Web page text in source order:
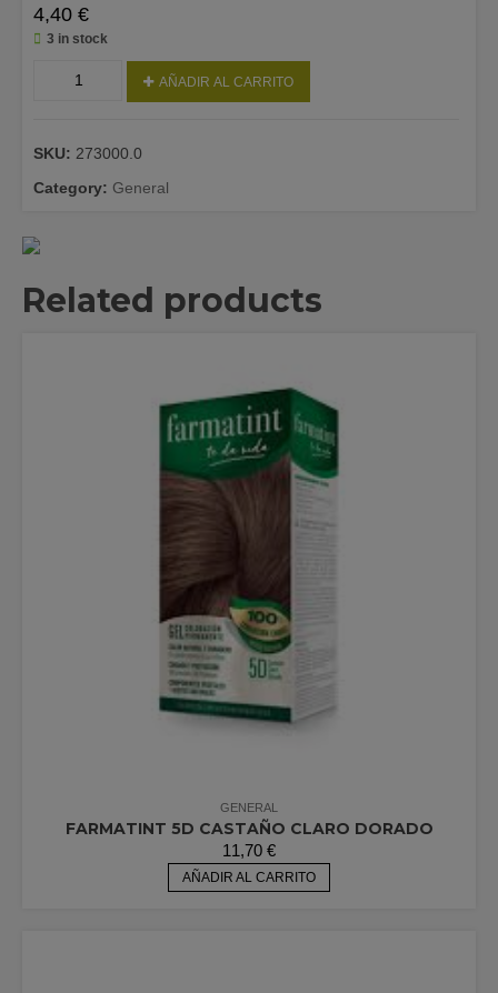
4,40 €
3 in stock
ALGODO
24
quantity
AÑADIR AL CARRITO
SKU: 273000.0
Category: General
Related products
GENERAL
FARMATINT 5D CASTAÑO CLARO DORADO
11,70 €
AÑADIR AL CARRITO